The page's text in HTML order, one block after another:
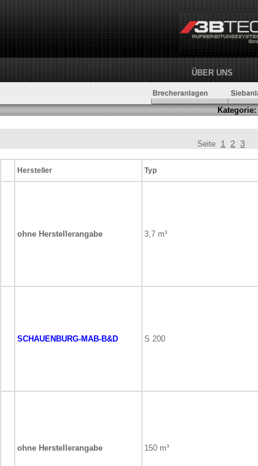
ÜBER UNS
Kategorie:
Seite 1 2 3
Hersteller Typ
ohne Herstellerangabe 3,7 m³
SCHAUENBURG-MAB-B&D S 200
ohne Herstellerangabe 150 m³